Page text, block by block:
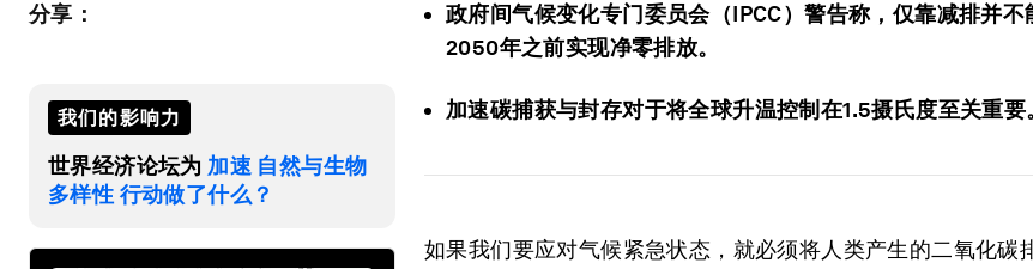
分享：
我们的影响力
世界经济论坛为 加速 自然与生物
多样性 行动做了什么？
政府间气候变化专门委员会（IPCC）警告称，仅靠减排并不
2050年之前实现净零排放。
加速碳捕获与封存对于将全球升温控制在1.5摄氏度至关重要
如果我们要应对气候紧急状态，就必须将人类产生的二氧化碳